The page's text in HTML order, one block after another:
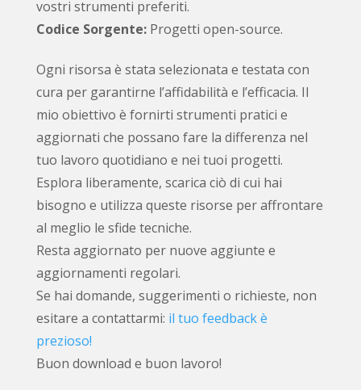
vostri strumenti preferiti.
Codice Sorgente:Progetti open-source.
Ogni risorsa è stata selezionata e testata con
cura per garantirne l’affidabilità e l’efficacia. Il
mio obiettivo è fornirti strumenti pratici e
aggiornati che possano fare la differenza nel
tuo lavoro quotidiano e nei tuoi progetti.
Esplora liberamente, scarica ciò di cui hai
bisogno e utilizza queste risorse per affrontare
al meglio le sfide tecniche.
Resta aggiornato per nuove aggiunte e
aggiornamenti regolari.
Se hai domande, suggerimenti o richieste, non
esitare a contattarmi: il tuo feedback è
prezioso!
Buon download e buon lavoro!